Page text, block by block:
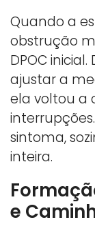
Quando a
obstrução
DPOC
ajustar a
ela voltou a
sintoma,
inteira.
e